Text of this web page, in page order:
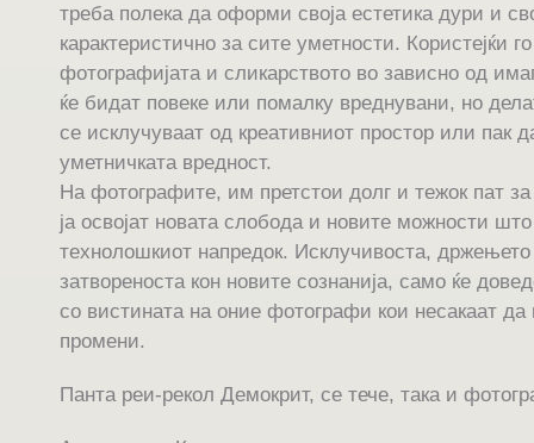
треба полека да оформи своја естетика дури и
карактеристично за сите уметности. Користејќи
фотографијата и сликарството во зависно од
ќе бидат повеке или помалку вреднувани, но
се исклучуваат од креативниот простор или пак
уметничката вредност.
На фотографите, им претстои долг и тежок пат за
ја освојат новата слобода и новите можности
технолошкиот напредок. Исклучивоста,
затвореноста кон новите сознанија, само ќе
со вистината на оние фотографи кои несакаат да
промени.
Панта реи-рекол Демокрит, се тече, така и